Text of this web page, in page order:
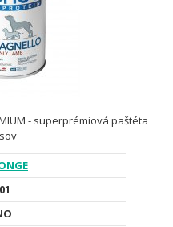
- superprémiová paštéta